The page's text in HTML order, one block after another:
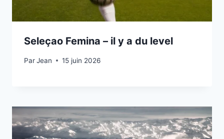
Seleçao Femina – il y a du level
ParJean
15 juin 202615 juin 2026